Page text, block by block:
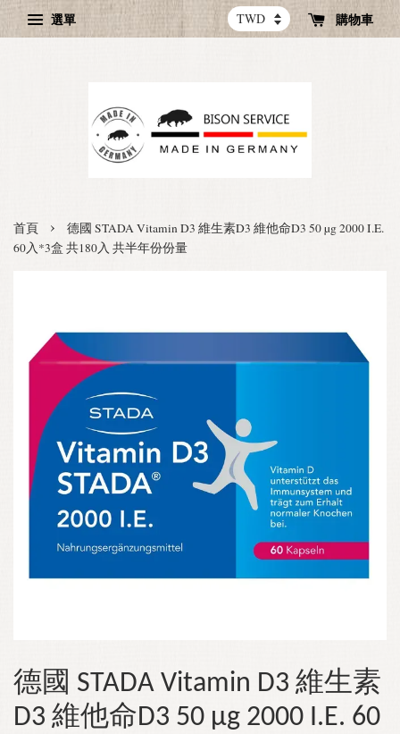
選單 購物車
首頁 ›
德國 STADA Vitamin D3 維生素D3 維他命D3 50 µg 2000 I.E.
60入*3盒 共180入 共半年份份量
德國 STADA Vitamin D3 維生素
D3 維他命D3 50 µg 2000 I.E. 60